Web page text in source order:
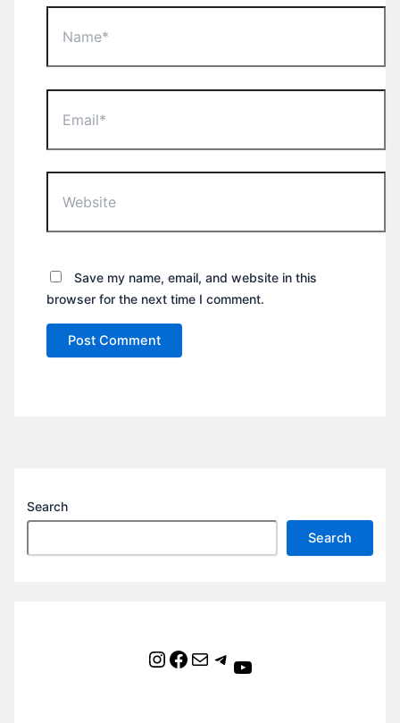
Save my name, email, and website in this
browser for the next time I comment.
Search
Search
Instagram Facebook Mail Telegram YouTube